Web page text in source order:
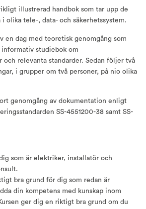
illustrerad handbok som tar upp de
olika tele-, data- och säkerhetssystem.
en dag med teoretisk genomgång som
studiebok om
och relevanta standarder. Sedan följer två
i grupper om två personer, på nio olika
genomgång av dokumentation enligt
SS-4551200-38 samt SS-
som är elektriker, installatör och
bra grund för dig som redan är
din kompetens med kunskap inom
ger dig en riktigt bra grund om du